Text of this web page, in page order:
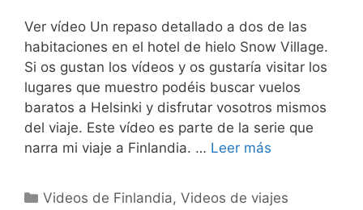
Ver vídeo Un repaso detallado a dos de las
habitaciones en el hotel de hielo Snow Village.
Si os gustan los vídeos y os gustaría visitar los
lugares que muestro podéis buscar vuelos
baratos a Helsinki y disfrutar vosotros mismos
del viaje. Este vídeo es parte de la serie que
narra mi viaje a Finlandia. … Leer más
Categorías
Videos de Finlandia,Videos de viajes